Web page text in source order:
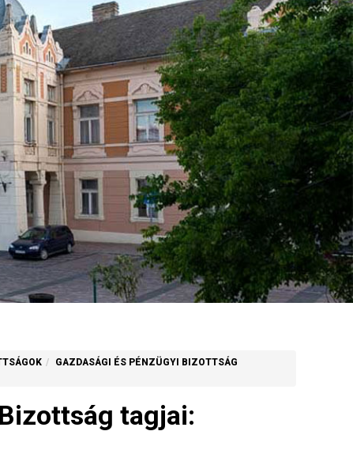
GAZDASÁGI ÉS PÉNZÜGYI BIZOTTSÁG
tagjai: